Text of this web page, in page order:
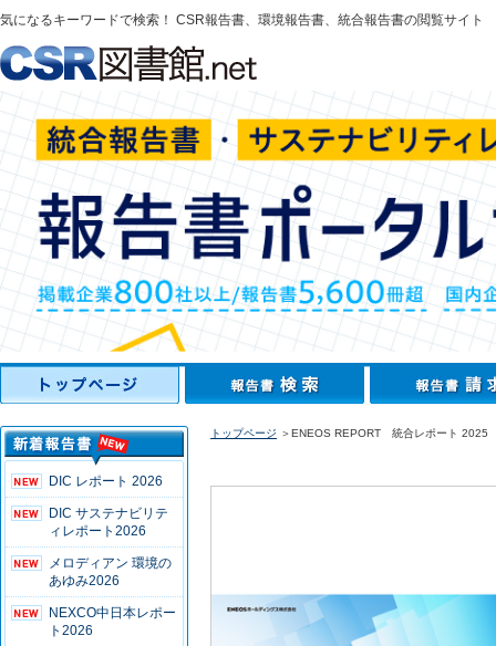
気になるキーワードで検索！ CSR報告書、環境報告書、統合報告書の閲覧サイト
DIC レポート 2026
DIC サステナビリテ
ィレポート2026
メロディアン 環境の
あゆみ2026
NEXCO中日本レポー
ト2026
トップページ ＞ENEOS REPORT 統合レポート 2025